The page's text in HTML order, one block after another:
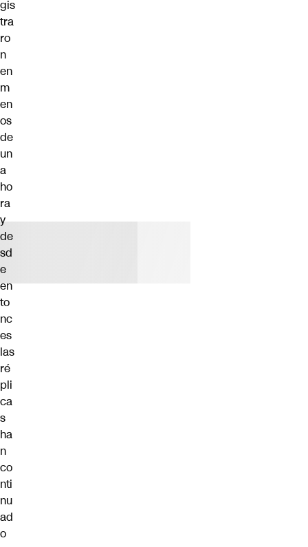
gis
tra
ro
n
en
m
en
os
de
un
a
ho
ra
y
de
sd
e
en
to
nc
es
las
ré
pli
ca
s
ha
n
co
nti
nu
ad
o